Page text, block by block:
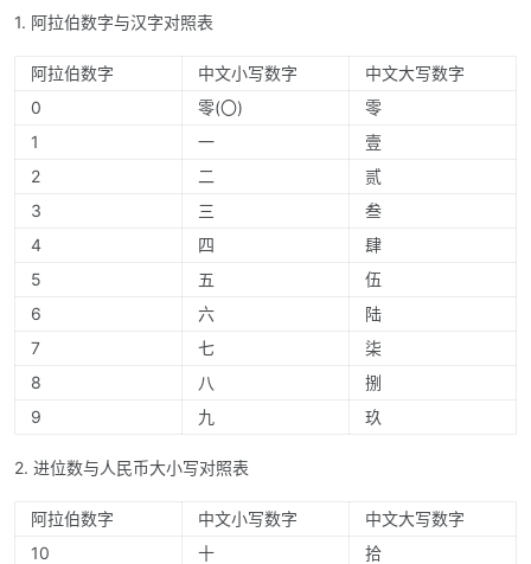
1. 阿拉伯数字与汉字对照表
阿拉伯数字 中文小写数字
中文大写数字
0
零(〇)
零
1
一
壹
2
二
贰
3
三
叁
4
四
肆
5
五
伍
6
六
陆
7
七
柒
8
八
捌
9
九 玖
2. 进位数与人民币大小写对照表
阿拉伯数字 中文小写数字
中文大写数字
10
十
拾